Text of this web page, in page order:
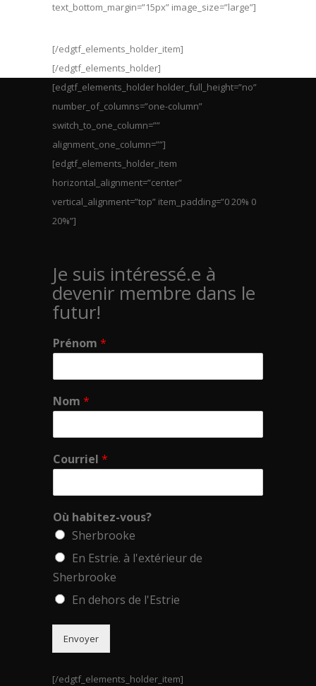
text_bottom_margin=”15px” image_size=”large”]
[/edgtf_elements_holder_item]
[/edgtf_elements_holder]
[edgtf_elements_holder holder_full_height=”no”
number_of_columns=”one-column”
switch_to_one_column=””
alignment_one_column=””]
[edgtf_elements_holder_item
horizontal_alignment=”center”
vertical_alignment=”top” item_padding=”0 20% 0
20%”]
Je suis intéressé.e à
devenir membre dans le
futur!
Prénom *
Nom *
Courriel *
Où habitez-vous?
Sherbrooke
En Estrie. à l'extérieur de
Sherbrooke
En dehors de l'Estrie
Envoyer
[/edgtf_elements_holder_item]